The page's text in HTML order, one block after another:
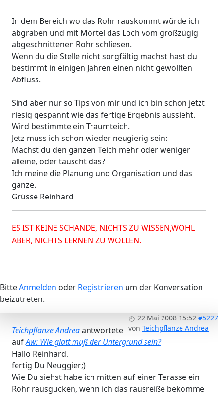
In dem Bereich wo das Rohr rauskommt würde ich
abgraben und mit Mörtel das Loch vom großzügig
abgeschnittenen Rohr schliesen.
Wenn du die Stelle nicht sorgfältig machst hast du
bestimmt in einigen Jahren einen nicht gewollten
Abfluss.
Sind aber nur so Tips von mir und ich bin schon jetzt
riesig gespannt wie das fertige Ergebnis aussieht.
Wird bestimmte ein Traumteich.
Jetz muss ich schon wieder neugierig sein:
Machst du den ganzen Teich mehr oder weniger
alleine, oder täuscht das?
Ich meine die Planung und Organisation und das
ganze.
Grüsse Reinhard
ES IST KEINE SCHANDE, NICHTS ZU WISSEN,WOHL
ABER, NICHTS LERNEN ZU WOLLEN.
BitteAnmelden oder Registrieren um der Konversation
beizutreten.
22 Mai 2008 15:52 #5227
von Teichpflanze Andrea
Teichpflanze Andreaantwortete
aufAw: Wie glatt muß der Untergrund sein?
Hallo Reinhard,
fertig Du Neuggier;)
Wie Du siehst habe ich mitten auf einer Terasse ein
Rohr rausgucken, wenn ich das rausreiße bekomme